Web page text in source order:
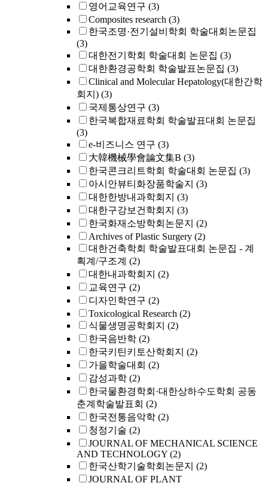
영어교육연구 (3)
Composites research (3)
한국조명·전기설비학회 학술대회논문집
(3)
대한전기학회 학술대회 논문집 (3)
대한환경공학회 학술발표논문집 (3)
Clinical and Molecular Hepatology(대한간학
회지) (3)
국제통상연구 (3)
한국복합재료학회 학술발표대회 논문집
(3)
e-비즈니스 연구 (3)
大韓機械學會論文集B (3)
한국콘크리트학회 학술대회 논문집 (3)
아시안뷰티화장품학술지 (3)
대한한방내과학회지 (3)
대한구강보건학회지 (3)
한국화재소방학회논문지 (2)
Archives of Plastic Surgery (2)
대한건축학회 학술발표대회 논문집 - 계
획계/구조계 (2)
대한내과학회지 (2)
교육연구 (2)
디자인학연구 (2)
Toxicological Research (2)
식물생명공학회지 (2)
한국음반학 (2)
한국키틴키토산학회지 (2)
가을학술대회 (2)
감성과학 (2)
한국물환경학회·대한상하수도학회 공동
춘계학술발표회 (2)
한국전통음악학 (2)
청정기술 (2)
JOURNAL OF MECHANICAL SCIENCE
AND TECHNOLOGY (2)
한국산학기술학회논문지 (2)
JOURNAL OF PLANT